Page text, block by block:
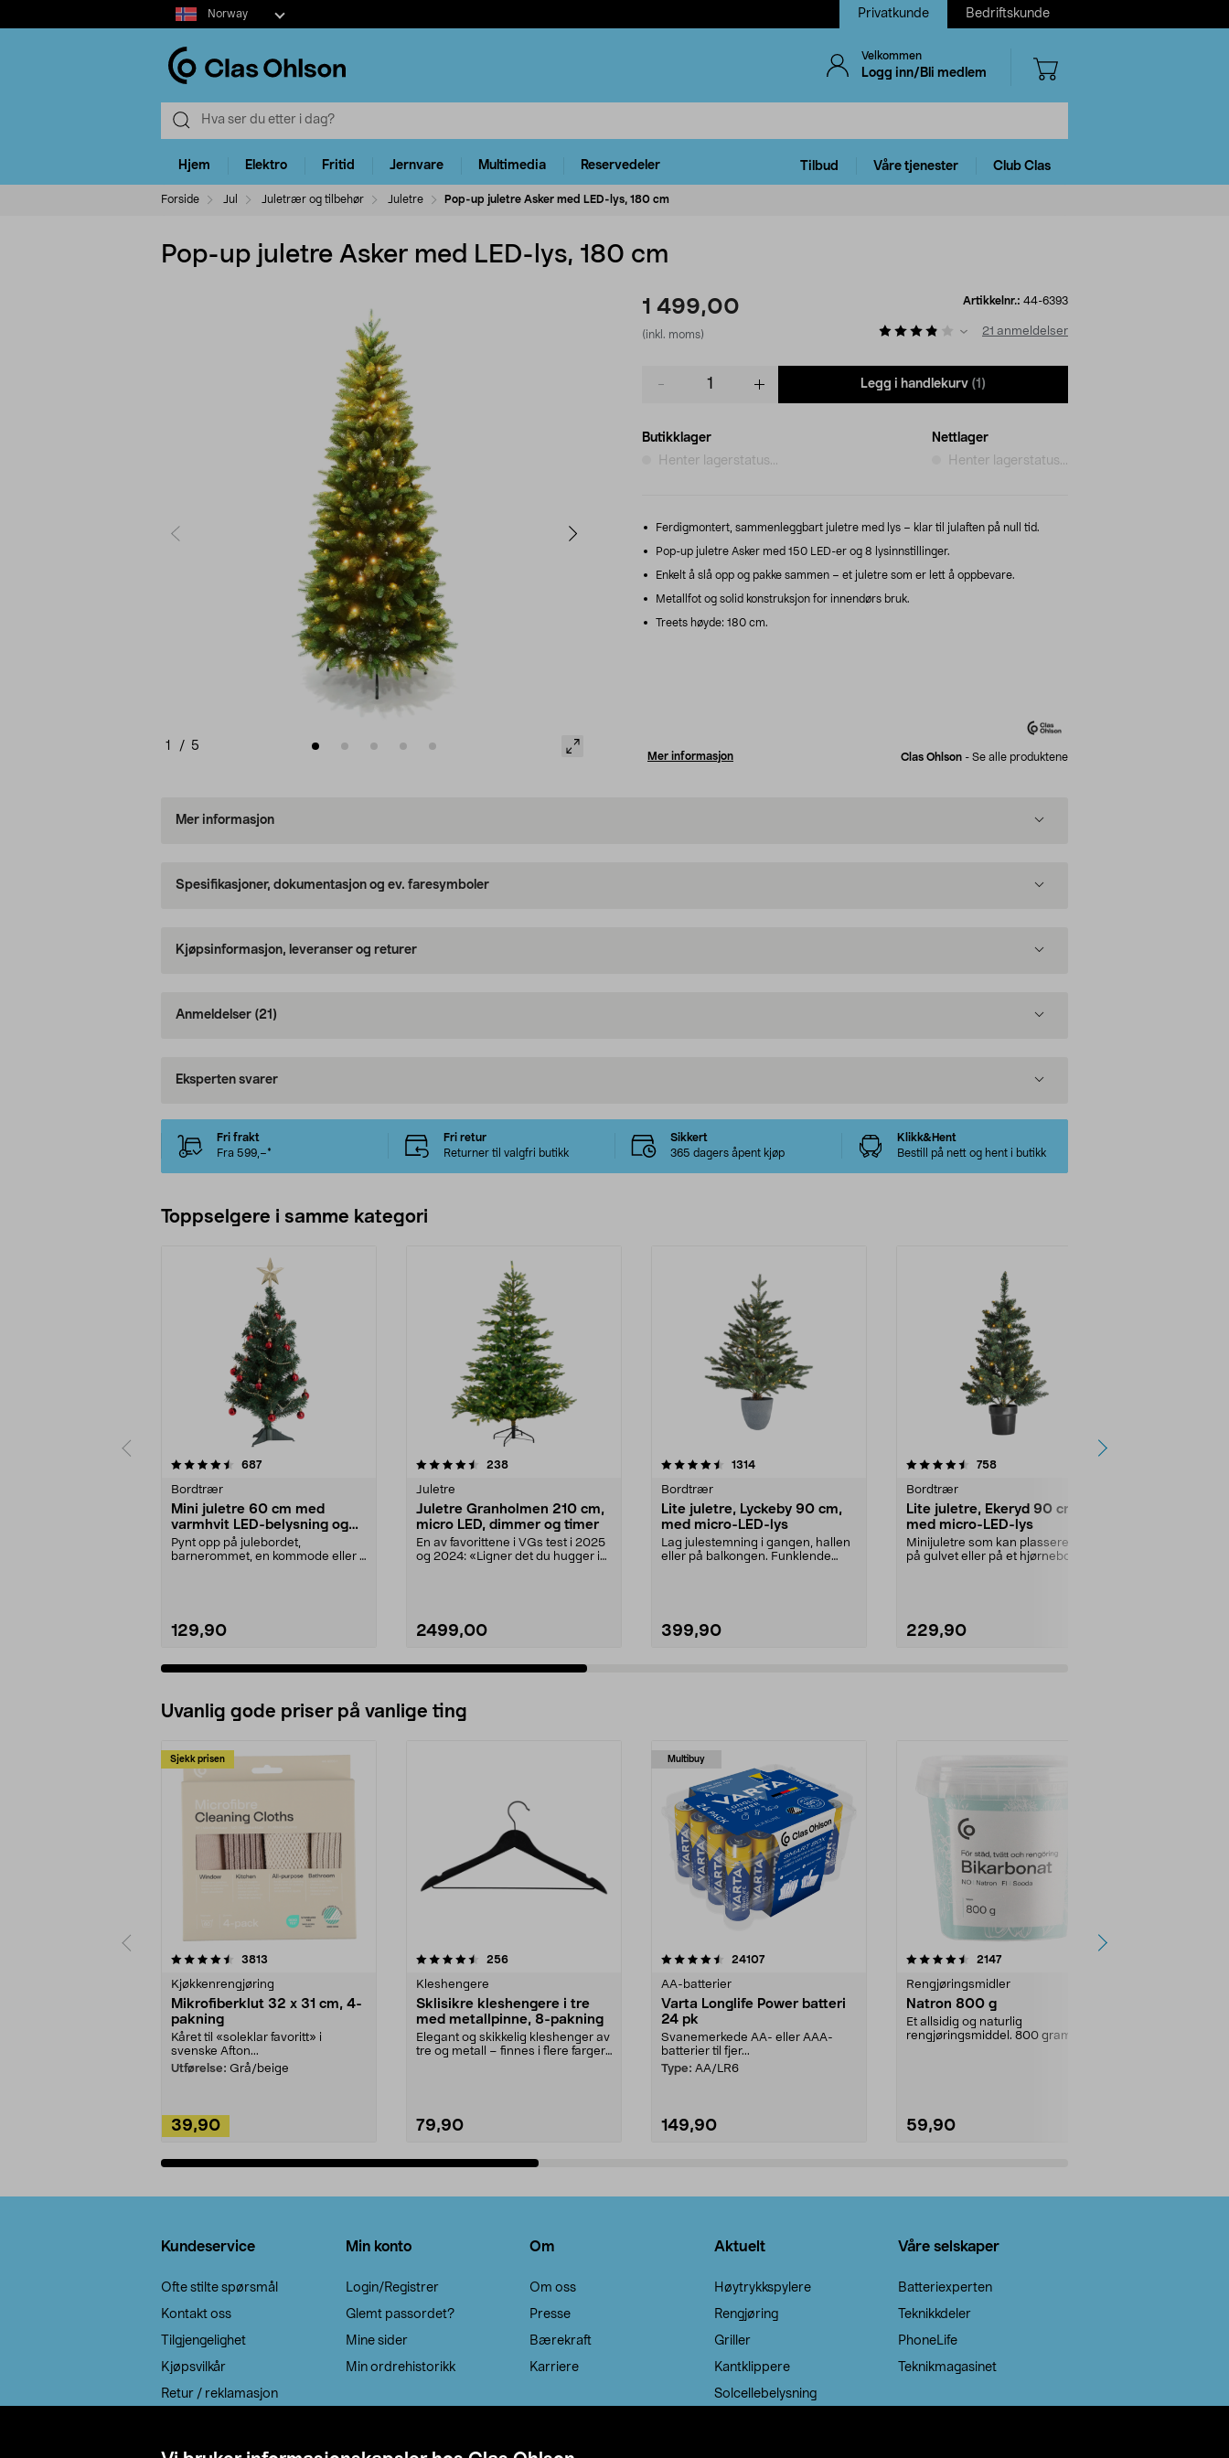
Select
market
Norway Privatkunde Bedriftskunde
Velkommen
Logg inn/Bli medlem
Hjem Elektro Fritid Jernvare Multimedia Reservedeler Tilbud Våre tjenester Club Clas
Forside Jul Juletrær og tilbehør Juletre Pop-up juletre Asker med LED-lys, 180 cm
Pop-up juletre Asker med LED-lys, 180 cm
1 / 5
1 499,00
(inkl. moms)
Artikkelnr.: 44-6393
21 anmeldelser
Legg i handlekurv (1)
Butikklager
Henter lagerstatus...
Nettlager
Henter lagerstatus...
Ferdigmontert, sammenleggbart juletre med lys – klar til julaften på null tid.
Pop-up juletre Asker med 150 LED-er og 8 lysinnstillinger.
Enkelt å slå opp og pakke sammen – et juletre som er lett å oppbevare.
Metallfot og solid konstruksjon for innendørs bruk.
Treets høyde: 180 cm.
Mer informasjon Clas Ohlson - Se alle produktene
Mer informasjon
Spesifikasjoner, dokumentasjon og ev. faresymboler
Kjøpsinformasjon, leveranser og returer
Anmeldelser (21)
Eksperten svarer
Fri frakt
Fra 599,–*
Fri retur
Returner til valgfri butikk
Sikkert
365 dagers åpent kjøp
Klikk&Hent
Bestill på nett og hent i butikk
Toppselgere i samme kategori
687anmeldelser
Bordtrær
Mini juletre 60 cm med
varmhvit LED-belysning og
pynt
Pynt opp på julebordet,
barnerommet, en kommode eller i
129,90
4.5 av 5 stjerner 238anmeldelser
Juletre
Juletre Granholmen 210 cm,
micro LED, dimmer og timer
En av favorittene i VGs test i 2025
og 2024: «Ligner det du hugger i
2499,00
4.5 av 5 stjerner 1314anmeldelser
Bordtrær
Lite juletre, Lyckeby 90 cm,
med micro-LED-lys
Lag julestemning i gangen, hallen
eller på balkongen. Funklende
399,90
4.5 av 5 stjerner 758anmeldelser
Bordtrær
Lite juletre, Ekeryd 90 cm,
med micro-LED-lys
Minijuletre som kan plasseres rett
på gulvet eller på et hjørnebord.
229,90
4.5 av 5 stjerner
Uvanlig gode priser på vanlige ting
Sjekk prisen
3813
Kjøkkenrengjøring
Mikrofiberklut 32 x 31 cm, 4-
pakning
Kåret til «soleklar favoritt» i
svenske Afton...
Utførelse: Grå/beige
39,90
4.5av 5 stjerner 256anmeldelser
Kleshengere
Sklisikre kleshengere i tre
med metallpinne, 8-pakning
Elegant og skikkelig kleshenger av
tre og metall – finnes i flere farger.
79,90
Multibuy
4.5av 5 stjerner 24107anmeldelser
AA-batterier
Varta Longlife Power batteri
24 pk
Svanemerkede AA- eller AAA-
batterier til fjer...
Type: AA/LR6
149,90
4.5av 5 stjerner 2147anmeldelser
Rengjøringsmidler
Natron 800 g
Et allsidig og naturlig
rengjøringsmiddel. 800 gram
59,90
4.0av 5 stjerner
Kundeservice
Ofte stilte spørsmål
Kontakt oss
Tilgjengelighet
Kjøpsvilkår
Retur / reklamasjon
Min konto
Login/Registrer
Glemt passordet?
Mine sider
Min ordrehistorikk
Om
Om oss
Presse
Bærekraft
Karriere
Aktuelt
Høytrykkspylere
Rengjøring
Griller
Kantklippere
Solcellebelysning
Våre selskaper
Batteriexperten
Teknikkdeler
PhoneLife
Teknikmagasinet